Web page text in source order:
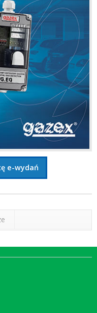
e-wydań